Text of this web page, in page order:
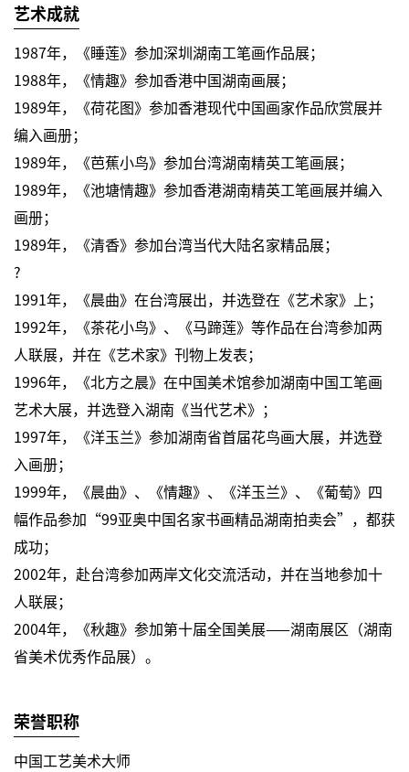
艺术成就
1987年，《睡莲》参加深圳湖南工笔画作品展；
1988年，《情趣》参加香港中国湖南画展；
1989年，《荷花图》参加香港现代中国画家作品欣赏展并
编入画册；
1989年，《芭蕉小鸟》参加台湾湖南精英工笔画展；
1989年，《池塘情趣》参加香港湖南精英工笔画展并编入
画册；
1989年，《清香》参加台湾当代大陆名家精品展；
?
1991年，《晨曲》在台湾展出，并选登在《艺术家》上；
1992年，《茶花小鸟》、《马蹄莲》等作品在台湾参加两
人联展，并在《艺术家》刊物上发表；
1996年，《北方之晨》在中国美术馆参加湖南中国工笔画
艺术大展，并选登入湖南《当代艺术》；
1997年，《洋玉兰》参加湖南省首届花鸟画大展，并选登
入画册；
1999年，《晨曲》、《情趣》、《洋玉兰》、《葡萄》四
幅作品参加“99亚奥中国名家书画精品湖南拍卖会”，都获
成功；
2002年，赴台湾参加两岸文化交流活动，并在当地参加十
人联展；
2004年，《秋趣》参加第十届全国美展——湖南展区（湖南
省美术优秀作品展）。
荣誉职称
中国工艺美术大师